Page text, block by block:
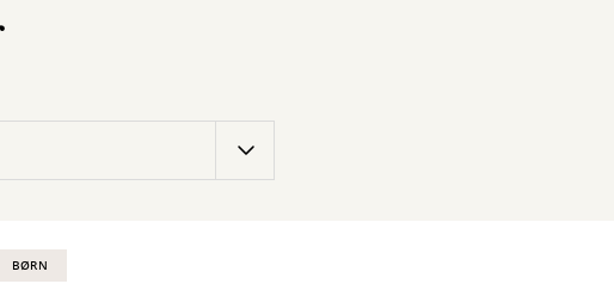
BØRN